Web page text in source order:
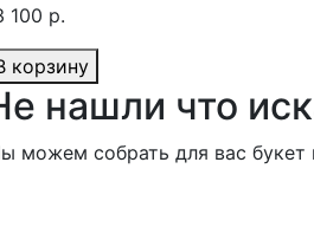
100 р.
корзину
нашли что
можем собрать для вас букет